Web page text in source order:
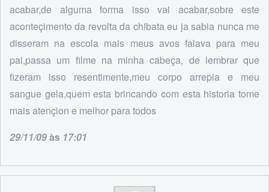
acabar,de alguma forma isso vai acabar,sobre este
aconteçimento da revolta da chibata eu ja sabia nunca me
disseram na escola mais meus avos falava para meu
pai,passa um filme na minha cabeça, de lembrar que
fizeram isso resentimente,meu corpo arrepia e meu
sangue gela,quem esta brincando com esta historia tome
mais atençion e melhor para todos
29/11/09às 17:01